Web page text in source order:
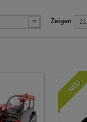
Zeigen 21
NEU